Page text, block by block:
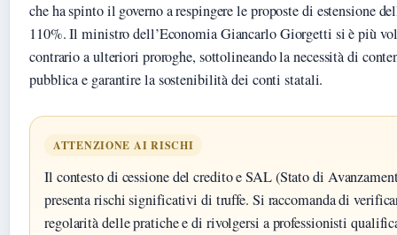
che ha spinto il governo a respingere le proposte di estensione
110%. Il ministro dell’Economia Giancarlo Giorgetti si è più
contrario a ulteriori proroghe, sottolineando la necessità di
pubblica e garantire la sostenibilità dei conti statali.
ATTENZIONE AI RISCHI
Il contesto di cessione del credito e SAL (Stato di
presenta rischi significativi di truffe. Si raccomanda di
regolarità delle pratiche e di rivolgersi a professionisti